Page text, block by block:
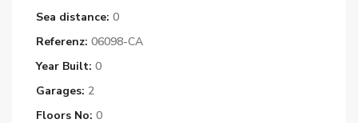
Sea distance: 0
Referenz: 06098-CA
Year Built: 0
Garages: 2
Floors No: 0